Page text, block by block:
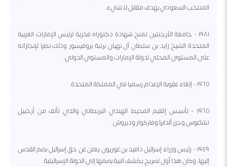
المنتخب السعودي بهدف مقابل لا شيء.
١٩٨١ - جامعة الأرجنتين تمنح شهادة دكتوراه فخرية لرئيس الإمارات العربية
المتحدة الشيخ زايد بن سلطان آل نهيان برتبة بروفيسور وذلك نظرا لإنجازاته
على المستوى المحلي لدولة الإمارات والمستوى الدولي.
١٩٦٥ - إلغاء عقوبة الإعدام رسميا في المملكة المتحدة.
١٩٦٥ - تأسيس إقليم المحيط الهندي البريطاني والذي تألف من أرخبيل
تشاغوس وجزر ألدابرا وفاركوار وديروش.
١٩٤٩ - رئيس وزراء إسرائيل دافيد بن غوريون يعلن عن حق إسرائيل بضم القدس
إليها، وكان هذا أول تصريح يكشف النية بضمها إلى الدولة الإسرائيلية.